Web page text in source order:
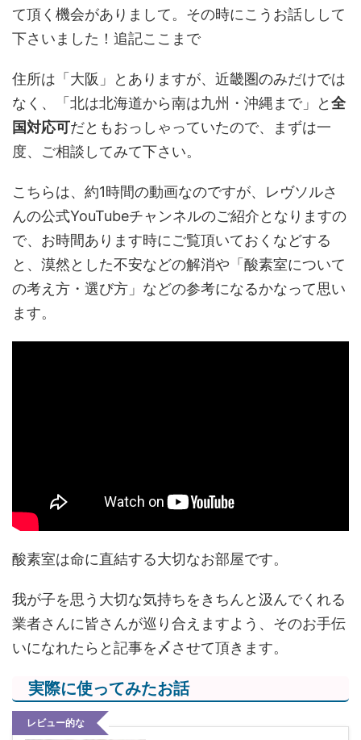
て頂く機会がありまして。その時にこうお話しして
下さいました！追記ここまで
住所は「大阪」とありますが、近畿圏のみだけでは
なく、「北は北海道から南は九州・沖縄まで」と全
国対応可だともおっしゃっていたので、まずは一
度、ご相談してみて下さい。
こちらは、約1時間の動画なのですが、レヴソルさ
んの公式YouTubeチャンネルのご紹介となりますの
で、お時間あります時にご覧頂いておくなどする
と、漠然とした不安などの解消や「酸素室について
の考え方・選び方」などの参考になるかなって思い
ます。
酸素室は命に直結する大切なお部屋です。
我が子を思う大切な気持ちをきちんと汲んでくれる
業者さんに皆さんが巡り合えますよう、そのお手伝
いになれたらと記事を〆させて頂きます。
実際に使ってみたお話
レビュー的な